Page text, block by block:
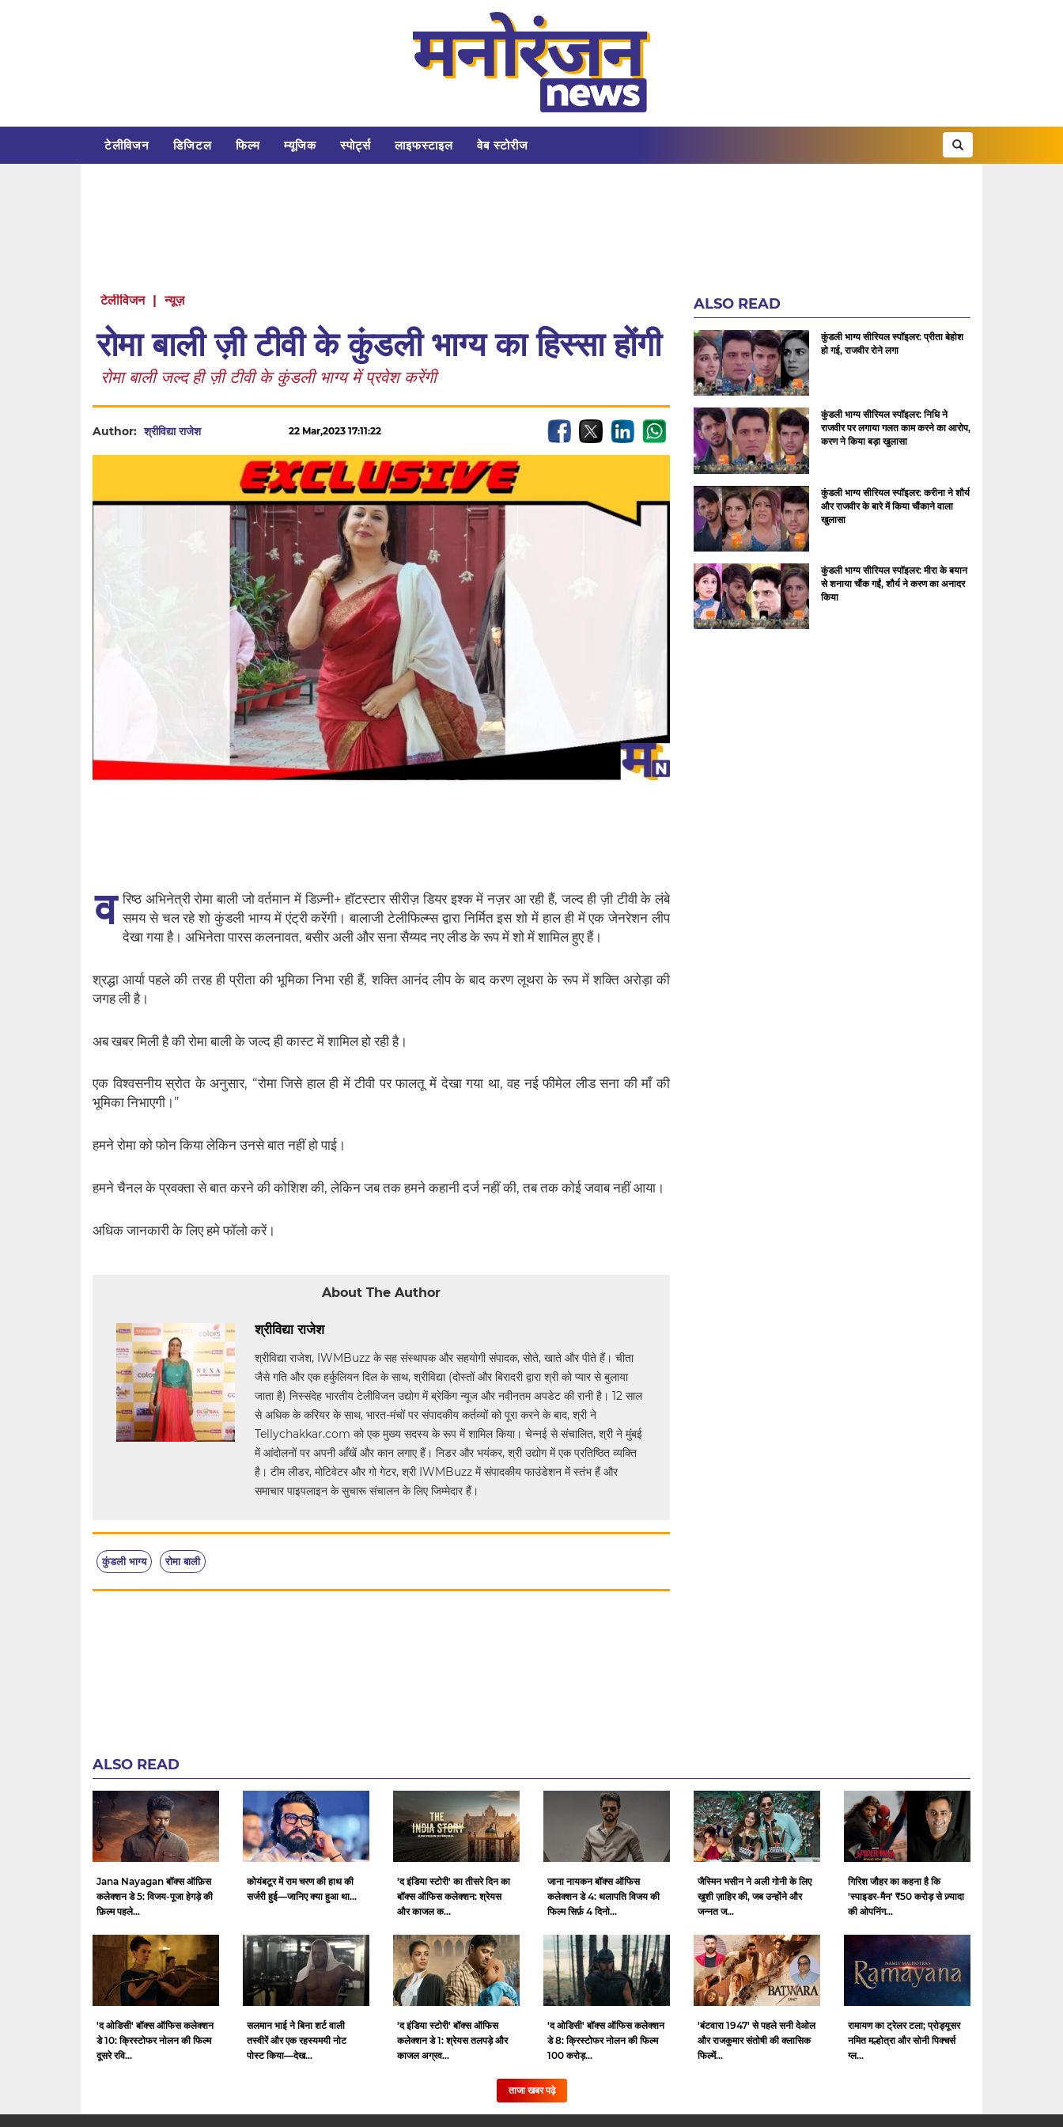
टेलीविजन डिजिटल फिल्म म्यूजिक स्पोर्ट्स लाइफस्टाइल वेब स्टोरीज
टेलीविजन | न्यूज़
रोमा बाली ज़ी टीवी के कुंडली भाग्य का हिस्सा होंगी
रोमा बाली जल्द ही ज़ी टीवी के कुंडली भाग्य में प्रवेश करेंगी
Author: श्रीविद्या राजेश 22 Mar,2023 17:11:22
व रिष्ठ अभिनेत्री रोमा बाली जो वर्तमान में डिज़्नी+ हॉटस्टार सीरीज़ डियर इश्क में नज़र आ रही हैं, जल्द ही ज़ी टीवी के लंबे
समय से चल रहे शो कुंडली भाग्य में एंट्री करेंगी। बालाजी टेलीफिल्म्स द्वारा निर्मित इस शो में हाल ही में एक जेनरेशन लीप
देखा गया है। अभिनेता पारस कलनावत, बसीर अली और सना सैय्यद नए लीड के रूप में शो में शामिल हुए हैं।
श्रद्धा आर्या पहले की तरह ही प्रीता की भूमिका निभा रही हैं, शक्ति आनंद लीप के बाद करण लूथरा के रूप में शक्ति अरोड़ा की
जगह ली है।
अब खबर मिली है की रोमा बाली के जल्द ही कास्ट में शामिल हो रही है।
एक विश्वसनीय स्रोत के अनुसार, “रोमा जिसे हाल ही में टीवी पर फालतू में देखा गया था, वह नई फीमेल लीड सना की माँ की
भूमिका निभाएगी।”
हमने रोमा को फोन किया लेकिन उनसे बात नहीं हो पाई।
हमने चैनल के प्रवक्ता से बात करने की कोशिश की, लेकिन जब तक हमने कहानी दर्ज नहीं की, तब तक कोई जवाब नहीं आया।
अधिक जानकारी के लिए हमे फॉलो करें।
About The Author
श्रीविद्या राजेश
श्रीविद्या राजेश, IWMBuzz के सह संस्थापक और सहयोगी संपादक, सोते, खाते और पीते हैं। चीता
जैसे गति और एक हर्कुलियन दिल के साथ, श्रीविद्या (दोस्तों और बिरादरी द्वारा श्री को प्यार से बुलाया
जाता है) निस्संदेह भारतीय टेलीविजन उद्योग में ब्रेकिंग न्यूज और नवीनतम अपडेट की रानी है। 12 साल
से अधिक के करियर के साथ, भारत-मंचों पर संपादकीय कर्तव्यों को पूरा करने के बाद, श्री ने
Tellychakkar.com को एक मुख्य सदस्य के रूप में शामिल किया। चेन्नई से संचालित, श्री ने मुंबई
में आंदोलनों पर अपनी आँखें और कान लगाए हैं। निडर और भयंकर, श्री उद्योग में एक प्रतिष्ठित व्यक्ति
है। टीम लीडर, मोटिवेटर और गो गेटर, श्री IWMBuzz में संपादकीय फाउंडेशन में स्तंभ हैं और
समाचार पाइपलाइन के सुचारू संचालन के लिए जिम्मेदार हैं।
कुंडली भाग्य रोमा बाली
ALSO READ
कुंडली भाग्य सीरियल स्पॉइलर: प्रीता बेहोश
हो गई, राजवीर रोने लगा
कुंडली भाग्य सीरियल स्पॉइलर: निधि ने
राजवीर पर लगाया गलत काम करने का आरोप,
करण ने किया बड़ा खुलासा
कुंडली भाग्य सीरियल स्पॉइलर: करीना ने शौर्य
और राजवीर के बारे में किया चौंकाने वाला
खुलासा
कुंडली भाग्य सीरियल स्पॉइलर: मीरा के बयान
से शनाया चौंक गईं, शौर्य ने करण का अनादर
किया
ALSO READ
Jana Nayagan बॉक्स ऑफ़िस
कलेक्शन डे 5: विजय-पूजा हेगड़े की
फ़िल्म पहले...
कोयंबटूर में राम चरण की हाथ की
सर्जरी हुई—जानिए क्या हुआ था...
'द इंडिया स्टोरी' का तीसरे दिन का
बॉक्स ऑफिस कलेक्शन: श्रेयस
और काजल क...
जाना नायकन बॉक्स ऑफिस
कलेक्शन डे 4: थलापति विजय की
फिल्म सिर्फ़ 4 दिनो...
जैस्मिन भसीन ने अली गोनी के लिए
खुशी ज़ाहिर की, जब उन्होंने और
जन्नत ज...
गिरिश जौहर का कहना है कि
'स्पाइडर-मैन' ₹50 करोड़ से ज़्यादा
की ओपनिंग...
'द ओडिसी' बॉक्स ऑफिस कलेक्शन
डे 10: क्रिस्टोफर नोलन की फिल्म
दूसरे रवि...
सलमान भाई ने बिना शर्ट वाली
तस्वीरें और एक रहस्यमयी नोट
पोस्ट किया—देख...
'द इंडिया स्टोरी' बॉक्स ऑफिस
कलेक्शन डे 1: श्रेयस तलपड़े और
काजल अग्रव...
'द ओडिसी' बॉक्स ऑफिस कलेक्शन
डे 8: क्रिस्टोफर नोलन की फिल्म
100 करोड़...
'बंटवारा 1947' से पहले सनी देओल
और राजकुमार संतोषी की क्लासिक
फिल्में...
रामायण का ट्रेलर टला; प्रोड्यूसर
नमित मल्होत्रा ​​और सोनी पिक्चर्स
ग्ल...
ताजा खबर पढ़े